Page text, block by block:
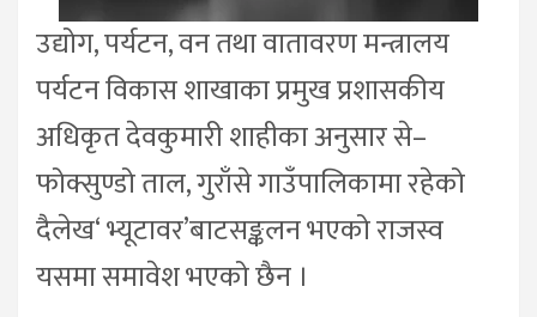
उद्योग, पर्यटन, वन तथा वातावरण मन्त्रालय
पर्यटन विकास शाखाका प्रमुख प्रशासकीय
अधिकृत देवकुमारी शाहीका अनुसार से–
फोक्सुण्डो ताल, गुराँसे गाउँपालिकामा रहेको
दैलेख‘ भ्यूटावर’बाटसङ्कलन भएको राजस्व
यसमा समावेश भएको छैन ।